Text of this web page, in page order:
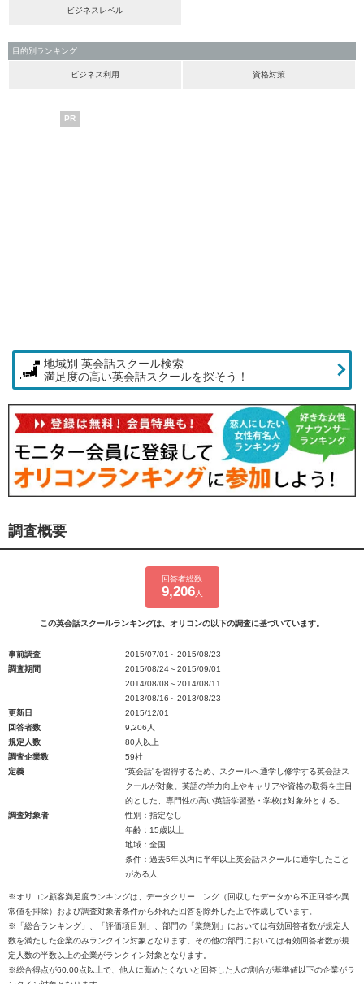
ビジネスレベル
目的別ランキング
ビジネス利用 資格対策
PR
地域別 英会話スクール検索
満足度の高い英会話スクールを探そう！
調査概要
回答者総数
9,206人
この英会話スクールランキングは、オリコンの以下の調査に基づいています。
事前調査
2015/07/01～2015/08/23
調査期間
2015/08/24～2015/09/01
2014/08/08～2014/08/11
2013/08/16～2013/08/23
更新日
2015/12/01
回答者数
9,206人
規定人数
80人以上
調査企業数
59社
定義
“英会話”を習得するため、スクールへ通学し修学する英会話ス
クールが対象。英語の学力向上やキャリアや資格の取得を主目
的とした、専門性の高い英語学習塾・学校は対象外とする。
調査対象者
性別：指定なし
年齢：15歳以上
地域：全国
条件：過去5年以内に半年以上英会話スクールに通学したこと
がある人
※オリコン顧客満足度ランキングは、データクリーニング（回収したデータから不正回答や異
常値を排除）および調査対象者条件から外れた回答を除外した上で作成しています。
※「総合ランキング」、「評価項目別」、部門の「業態別」においては有効回答者数が規定人
数を満たした企業のみランクイン対象となります。その他の部門においては有効回答者数が規
定人数の半数以上の企業がランクイン対象となります。
※総合得点が60.00点以上で、他人に薦めたくないと回答した人の割合が基準値以下の企業がラ